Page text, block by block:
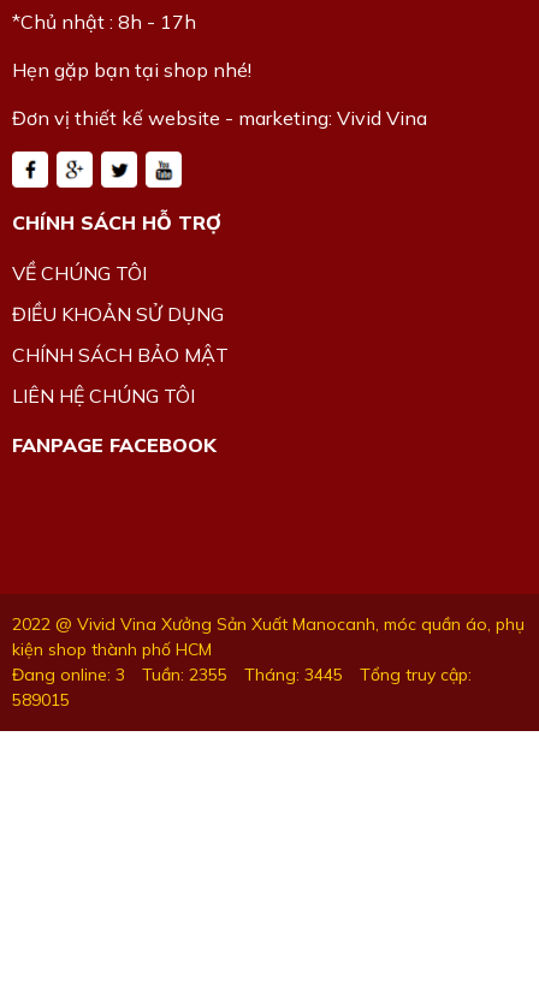
*Chủ nhật : 8h - 17h
Hẹn gặp bạn tại shop nhé!
Đơn vị thiết kế website - marketing: Vivid Vina
CHÍNH SÁCH HỖ TRỢ
VỀ CHÚNG TÔI
ĐIỀU KHOẢN SỬ DỤNG
CHÍNH SÁCH BẢO MẬT
LIÊN HỆ CHÚNG TÔI
FANPAGE FACEBOOK
2022 @ Vivid Vina Xưởng Sản Xuất Manocanh, móc quần áo, phụ
kiện shop thành phố HCM
Đang online: 3
Tuần: 2355 Tháng: 3445
Tổng truy cập:
589015